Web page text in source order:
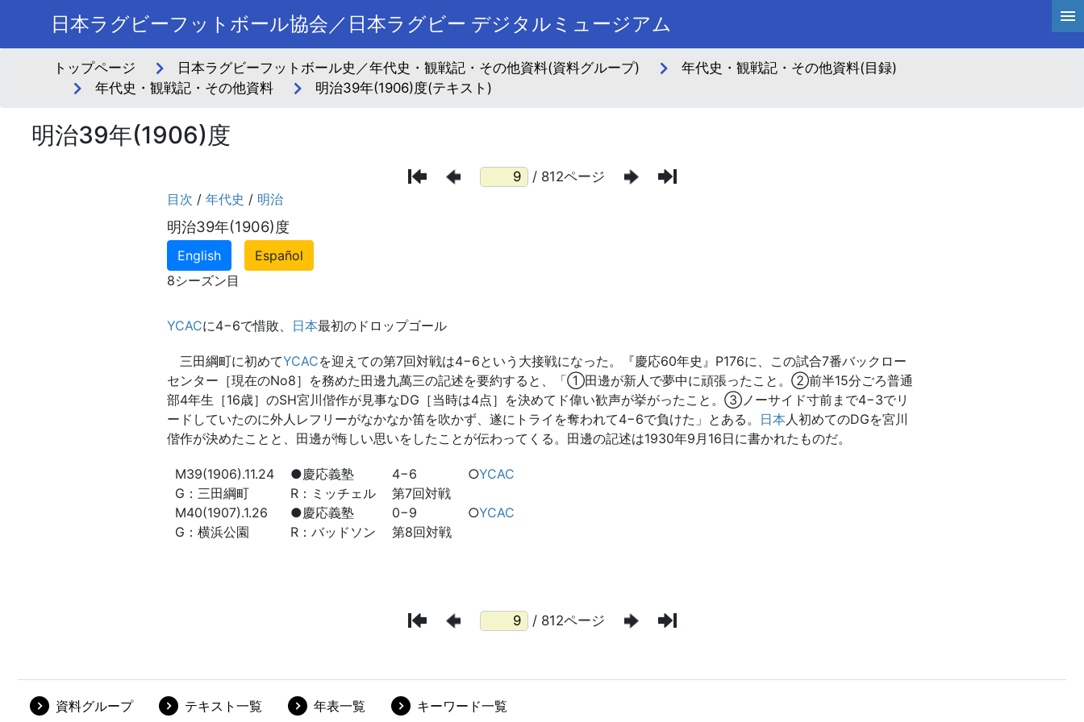
日本ラグビーフットボール協会／日本ラグビー デジタルミュージアム
トップページ 日本ラグビーフットボール史／年代史・観戦記・その他資料(資料グループ)
年代史・観戦記・その他資料(目録)
年代史・観戦記・その他資料
明治39年(1906)度(テキスト)
明治39年(1906)度
/ 812ページ
/ 812ページ
資料グループ テキスト一覧 年表一覧 キーワード一覧